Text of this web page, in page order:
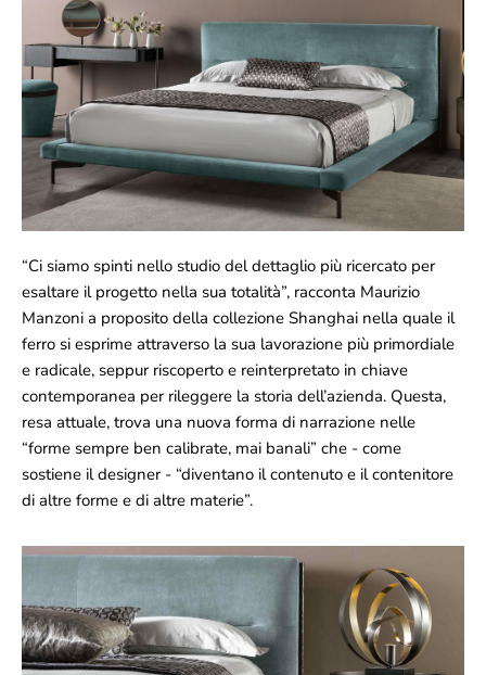
“Ci siamo spinti nello studio del dettaglio più ricercato per
esaltare il progetto nella sua totalità”, racconta Maurizio
Manzoni a proposito della collezione Shanghai nella quale il
ferro si esprime attraverso la sua lavorazione più primordiale
e radicale, seppur riscoperto e reinterpretato in chiave
contemporanea per rileggere la storia dell’azienda. Questa,
resa attuale, trova una nuova forma di narrazione nelle
“forme sempre ben calibrate, mai banali” che - come
sostiene il designer - “diventano il contenuto e il contenitore
di altre forme e di altre materie”.